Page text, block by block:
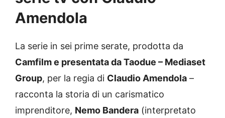
Amendola
La serie in sei prime serate, prodotta da
Camfilm e presentata da Taodue – Mediaset
Group, per la regia di Claudio Amendola –
racconta la storia di un carismatico
imprenditore, Nemo Bandera (interpretato